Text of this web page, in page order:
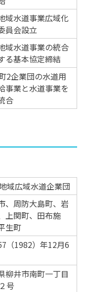
域水道事業広域化
員会設立
域水道事業の統合
る基本協定締結
2企業団の水道用
事業と水道事業を
合
域広域水道企業団
、周防大島町、岩
上関町、田布施
生町
（1982）年12月6
柳井市南町一丁目
号